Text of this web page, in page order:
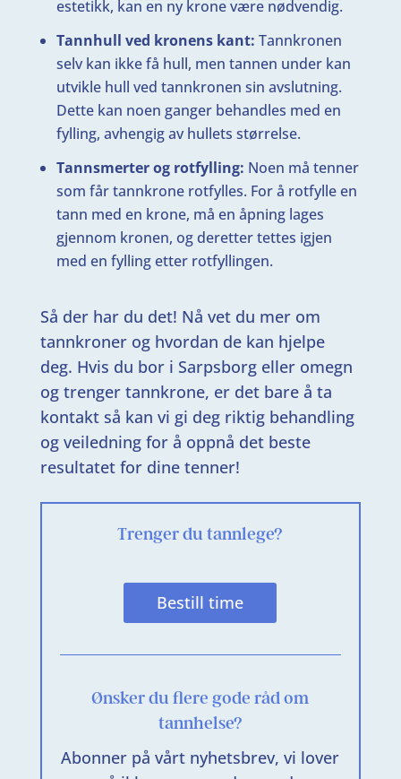
estetikk, kan en ny krone være nødvendig.
Tannhull ved kronens kant: Tannkronen
selv kan ikke få hull, men tannen under kan
utvikle hull ved tannkronen sin avslutning.
Dette kan noen ganger behandles med en
fylling, avhengig av hullets størrelse.
Tannsmerter og rotfylling: Noen må tenner
som får tannkrone rotfylles. For å rotfylle en
tann med en krone, må en åpning lages
gjennom kronen, og deretter tettes igjen
med en fylling etter rotfyllingen.
Så der har du det! Nå vet du mer om
tannkroner og hvordan de kan hjelpe
deg. Hvis du bor i Sarpsborg eller omegn
og trenger tannkrone, er det bare å ta
kontakt så kan vi gi deg riktig behandling
og veiledning for å oppnå det beste
resultatet for dine tenner!
Trenger du tannlege?
Bestill time
Ønsker du flere gode råd om
tannhelse?
Abonner på vårt nyhetsbrev, vi lover